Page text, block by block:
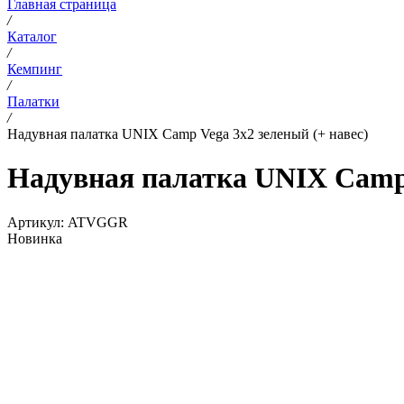
Главная страница
/
Каталог
/
Кемпинг
/
Палатки
/
Надувная палатка UNIX Camp Vega 3х2 зеленый (+ навес)
Надувная палатка UNIX
Артикул: ATVGGR
Новинка